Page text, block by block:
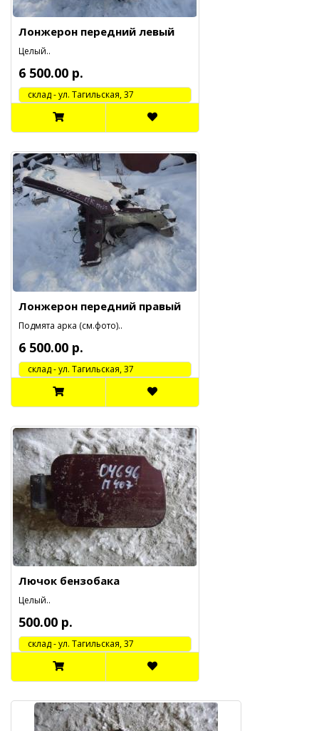
Лонжерон передний левый
Целый..
6 500.00 р.
cклад - ул. Тагильская, 37
Лонжерон передний правый
Подмята арка (см.фото)..
6 500.00 р.
cклад - ул. Тагильская, 37
Лючок бензобака
Целый..
500.00 р.
cклад - ул. Тагильская, 37